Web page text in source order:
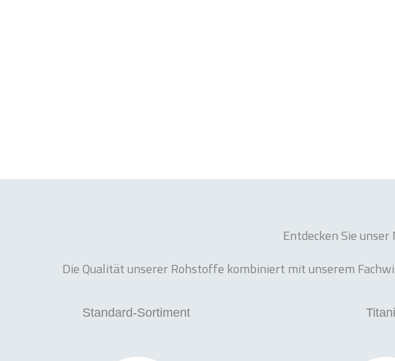
Entdecken Sie
Die Qualität unserer Rohstoffe kombiniert mit unserem
Standard-Sortiment